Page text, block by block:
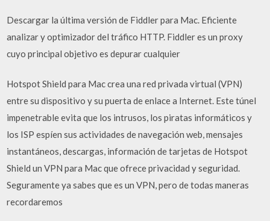
Descargar la última versión de Fiddler para Mac. Eficiente
analizar y optimizador del tráfico HTTP. Fiddler es un proxy
cuyo principal objetivo es depurar cualquier
Hotspot Shield para Mac crea una red privada virtual (VPN)
entre su dispositivo y su puerta de enlace a Internet. Este túnel
impenetrable evita que los intrusos, los piratas informáticos y
los ISP espíen sus actividades de navegación web, mensajes
instantáneos, descargas, información de tarjetas de Hotspot
Shield un VPN para Mac que ofrece privacidad y seguridad.
Seguramente ya sabes que es un VPN, pero de todas maneras
recordaremos